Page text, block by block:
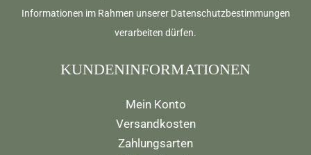
Informationen im Rahmen unserer Datenschutzbestimmungen
verarbeiten dürfen.
KUNDENINFORMATIONEN
Mein Konto
Versandkosten
Zahlungsarten